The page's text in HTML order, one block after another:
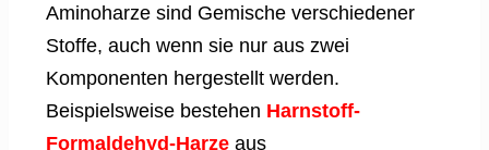
Aminoharze sind Gemische verschiedener
Stoffe, auch wenn sie nur aus zwei
Komponenten hergestellt werden.
Beispielsweise bestehen Harnstoff-
Formaldehyd-Harze aus